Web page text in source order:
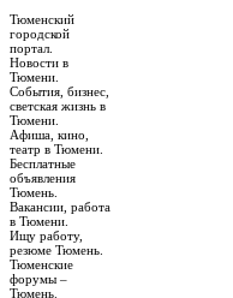
Тюменский
городской
портал.
Новости в
Тюмени.
События, бизнес,
светская жизнь в
Тюмени.
Афиша, кино,
театр в Тюмени.
Бесплатные
объявления
Тюмень.
Вакансии, работа
в Тюмени.
Ищу работу,
резюме Тюмень.
Тюменские
форумы –
Тюмень.